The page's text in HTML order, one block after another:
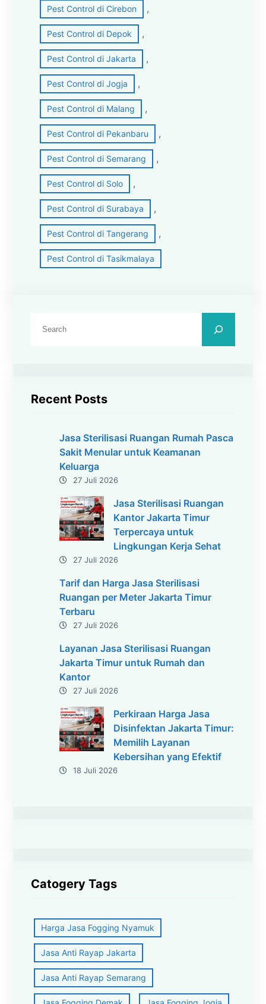
Pest Control di Cirebon ,
Pest Control di Depok ,
Pest Control di Jakarta ,
Pest Control di Jogja ,
Pest Control di Malang ,
Pest Control di Pekanbaru ,
Pest Control di Semarang ,
Pest Control di Solo ,
Pest Control di Surabaya ,
Pest Control di Tangerang ,
Pest Control di Tasikmalaya
Recent Posts
Jasa Sterilisasi Ruangan Rumah Pasca
Sakit Menular untuk Keamanan
Keluarga
27 Juli 2026
Jasa Sterilisasi Ruangan
Kantor Jakarta Timur
Terpercaya untuk
Lingkungan Kerja Sehat
27 Juli 2026
Tarif dan Harga Jasa Sterilisasi
Ruangan per Meter Jakarta Timur
Terbaru
27 Juli 2026
Layanan Jasa Sterilisasi Ruangan
Jakarta Timur untuk Rumah dan
Kantor
27 Juli 2026
Perkiraan Harga Jasa
Disinfektan Jakarta Timur:
Memilih Layanan
Kebersihan yang Efektif
18 Juli 2026
Catogery Tags
Harga Jasa Fogging Nyamuk
Jasa Anti Rayap Jakarta
Jasa Anti Rayap Semarang